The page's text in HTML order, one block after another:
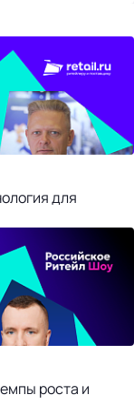
для
роста и